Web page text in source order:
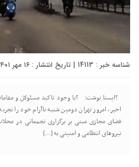
شناسه خبر : 14113 | تاریخ انتشار : ۱۶ مهر ۱۴۰۱ - ۲۱:۰۱ | تعداد دیدگاه :
?ایسنا نوشت: ?با وجود تاکید مسئولان و
اخیر، امروز تهران دومین شنبه ناآرام خود را
نیروهای انتظامی و امنیتی به […]